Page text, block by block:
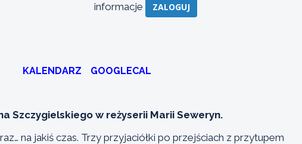
informacje
ZALOGUJ
KALENDARZ GOOGLECAL
Szczygielskiego w reżyserii Marii Seweryn.
na jakiś czas. Trzy przyjaciółki po przejściach z przytupem